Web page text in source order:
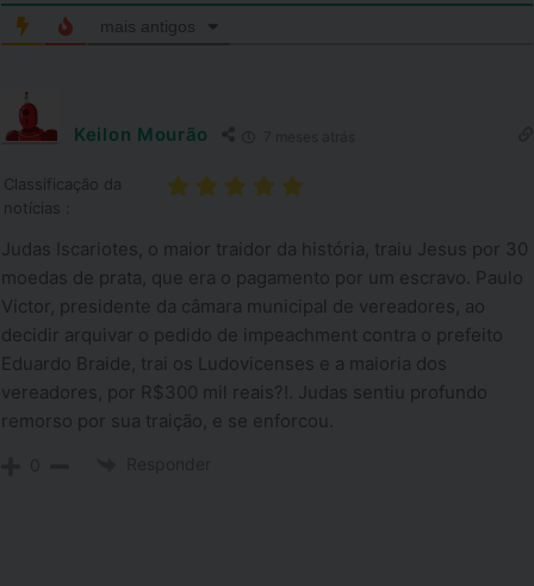
mais antigos
Keilon Mourão
Classificação da
notícias :
Judas Iscariotes, o maior traidor da história, traiu Jesus por 30
moedas de prata, que era o pagamento por um escravo. Paulo
Victor, presidente da câmara municipal de vereadores, ao
decidir arquivar o pedido de impeachment contra o prefeito
Eduardo Braide, trai os Ludovicenses e a maioria dos
vereadores, por R$300 mil reais?!. Judas sentiu profundo
remorso por sua traição, e se enforcou.